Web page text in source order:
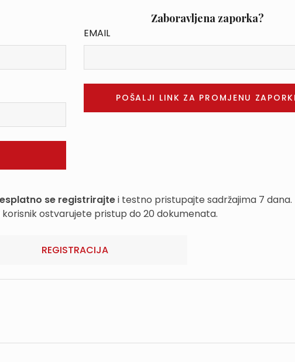
Zaboravljena zaporka?
EMAIL
se registrirajtei testno pristupajte sadržajima 7 dana.
ostvarujete pristup do 20 dokumenata.
REGISTRACIJA